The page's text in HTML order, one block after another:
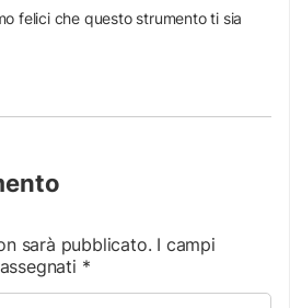
felici che questo strumento ti sia
sarà pubblicato. I campi
*